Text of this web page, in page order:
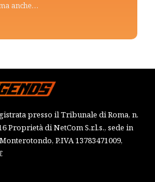
anche…
presso il Tribunale di Roma, n.
Proprietà di NetCom S.r.l.s., sede in
P.IVA 13783471009,